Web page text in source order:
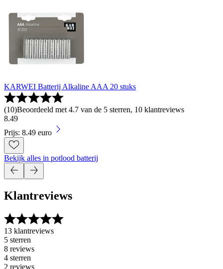
KARWEI Batterij Alkaline AAA 20 stuks
(10)Beoordeeld met 4.7 van de 5 sterren, 10 klantreviews
8.49
Prijs: 8.49 euro
Bekijk alles in potlood batterij
Klantreviews
13 klantreviews
5 sterren
8 reviews
4 sterren
2 reviews